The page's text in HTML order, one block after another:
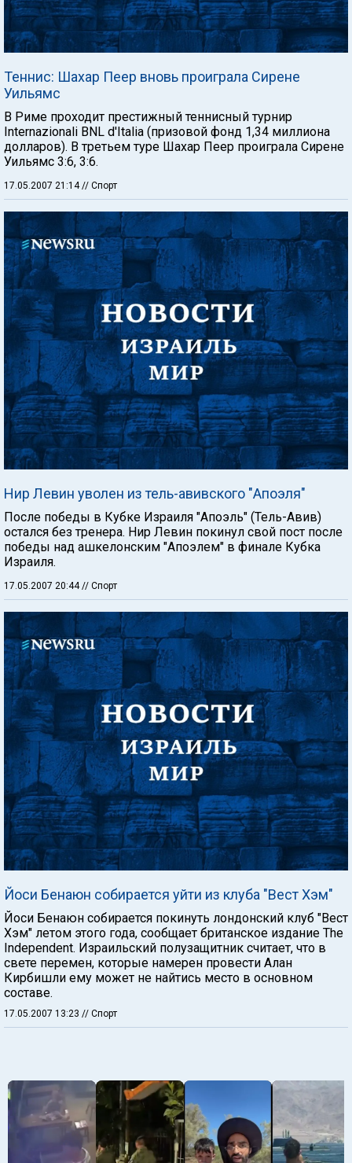
Теннис: Шахар Пеер вновь проиграла Сирене
Уильямс
В Риме проходит престижный теннисный турнир
Internazionali BNL d'Italia (призовой фонд 1,34 миллиона
долларов). В третьем туре Шахар Пеер проиграла Сирене
Уильямс 3:6, 3:6.
17.05.2007 21:14 // Спорт
Нир Левин уволен из тель-авивского "Апоэля"
После победы в Кубке Израиля "Апоэль" (Тель-Авив)
остался без тренера. Нир Левин покинул свой пост после
победы над ашкелонским "Апоэлем" в финале Кубка
Израиля.
17.05.2007 20:44// Спорт
Йоси Бенаюн собирается уйти из клуба "Вест Хэм"
Йоси Бенаюн собирается покинуть лондонский клуб "Вест
Хэм" летом этого года, сообщает британское издание The
Independent. Израильский полузащитник считает, что в
свете перемен, которые намерен провести Алан
Кирбишли ему может не найтись место в основном
составе.
17.05.2007 13:23 // Спорт